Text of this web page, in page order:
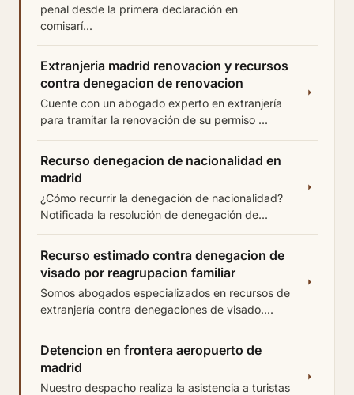
penal desde la primera declaración en
comisarí...
Extranjeria madrid renovacion y recursos
contra denegacion de renovacion
Cuente con un abogado experto en extranjería
para tramitar la renovación de su permiso ...
Recurso denegacion de nacionalidad en
madrid
¿Cómo recurrir la denegación de nacionalidad?
Notificada la resolución de denegación de...
Recurso estimado contra denegacion de
visado por reagrupacion familiar
Somos abogados especializados en recursos de
extranjería contra denegaciones de visado....
Detencion en frontera aeropuerto de
madrid
Nuestro despacho realiza la asistencia a turistas